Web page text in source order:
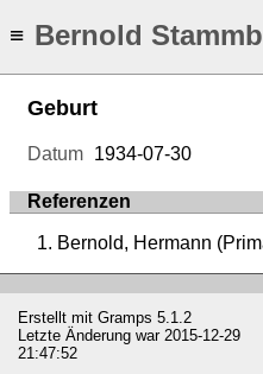
≡ Bernold
Geburt
Datum 1934-07-30
Referenzen
Bernold, Hermann
Erstellt mit Gramps 5.1.2
Letzte Änderung war 2015-12-29
21:47:52